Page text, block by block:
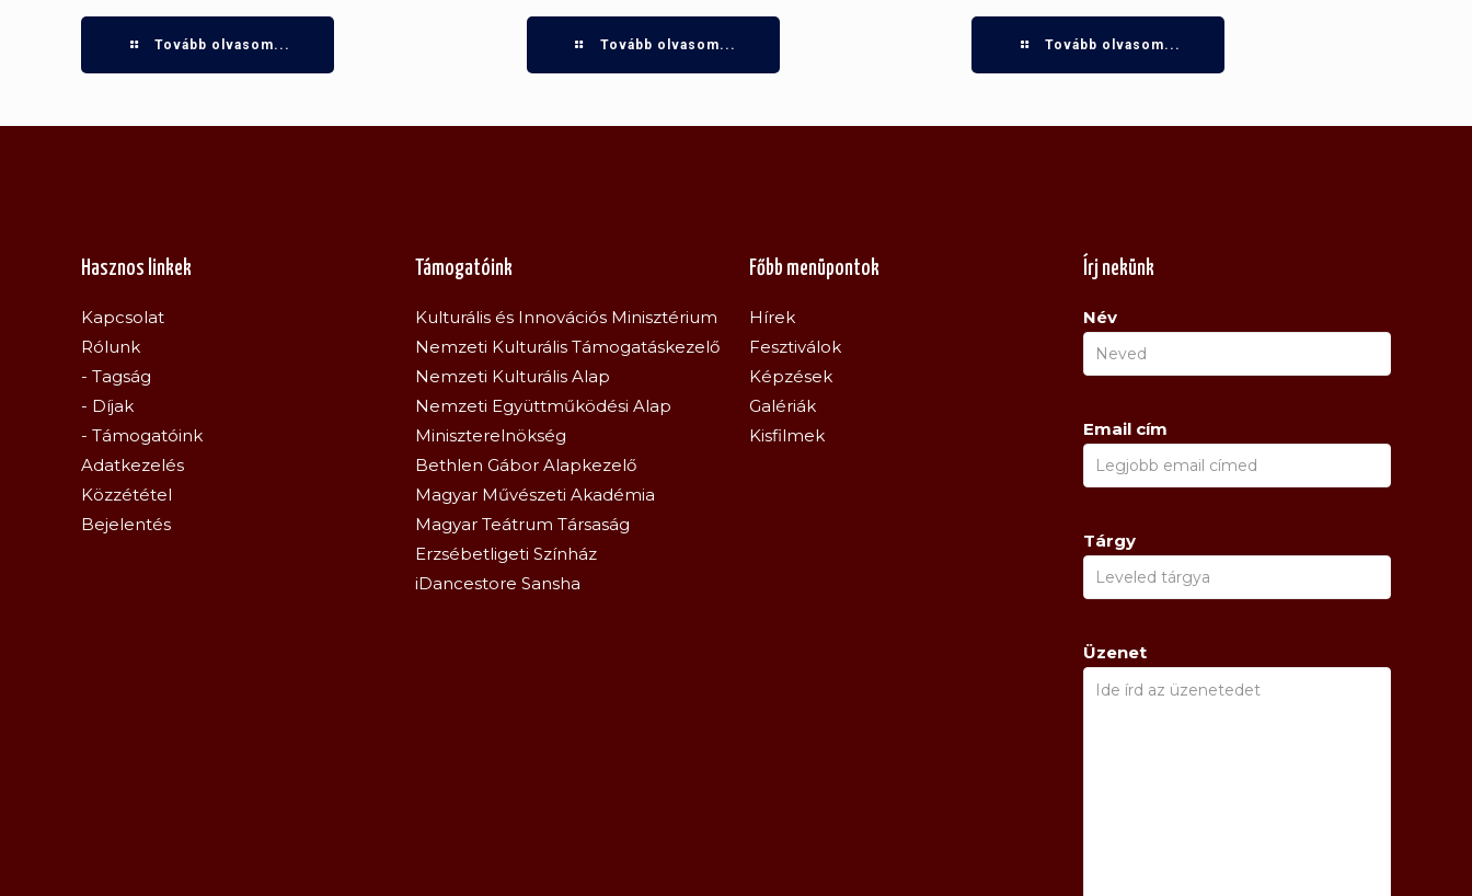
Tovább olvasom... Tovább olvasom... Tovább olvasom...
Hasznos linkek
Kapcsolat
Rólunk
- Tagság
- Díjak
- Támogatóink
Adatkezelés
Közzététel
Bejelentés
Támogatóink
Kulturális és Innovációs Minisztérium
Nemzeti Kulturális Támogatáskezelő
Nemzeti Kulturális Alap
Nemzeti Együttműködési Alap
Miniszterelnökség
Bethlen Gábor Alapkezelő
Magyar Művészeti Akadémia
Magyar Teátrum Társaság
Erzsébetligeti Színház
iDancestore Sansha
Főbb menüpontok
Hírek
Fesztiválok
Képzések
Galériák
Kisfilmek
Írj nekünk
Név
Email cím
Tárgy
Üzenet